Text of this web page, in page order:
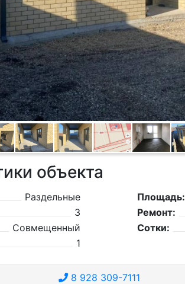
объекта
Раздельные
3
Совмещенный
1
Площадь:
Ремонт:
Сотки:
8 928 309-7111